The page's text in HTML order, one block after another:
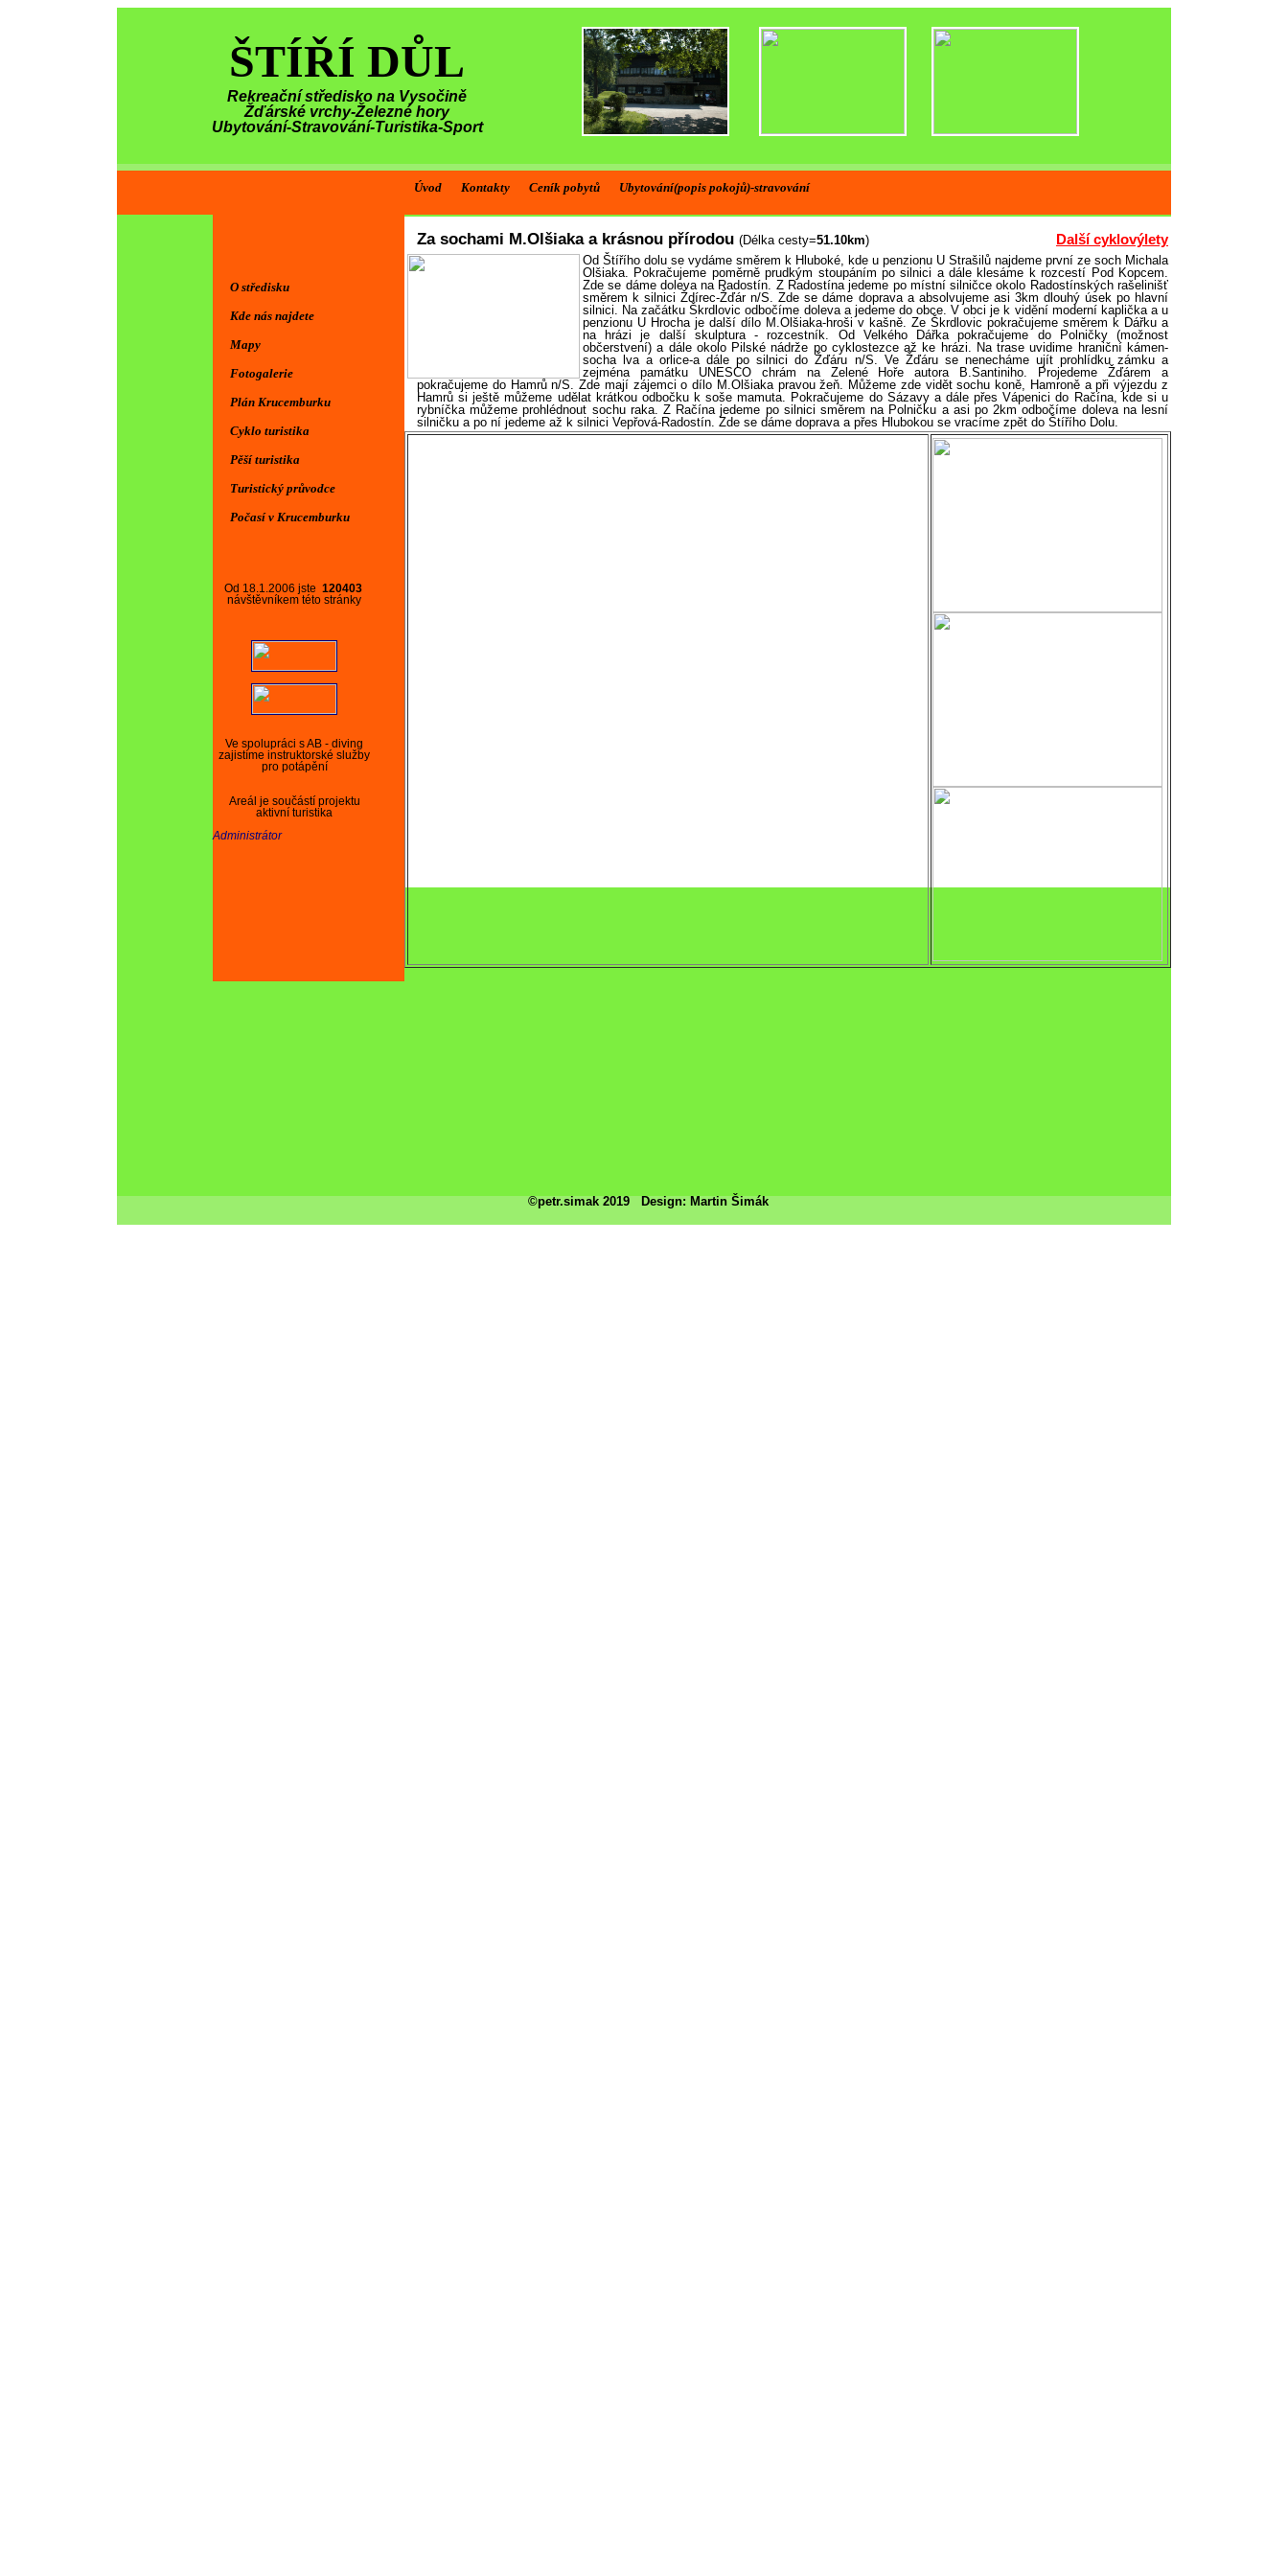
ŠTÍŘÍ DŮL
Rekreační středisko na Vysočině
Žďárské vrchy-Železné hory
Ubytování-Stravování-Turistika-Sport
Úvod Kontakty Ceník pobytů Ubytování(popis pokojů)-stravování
Od 18.1.2006 jste 120403
návštěvníkem této stránky
Ve spolupráci s AB - diving
zajistíme instruktorské služby
pro potápění
Areál je součástí projektu
aktivní turistika
Administrátor
O středisku
Kde nás najdete
Mapy
Fotogalerie
Plán Krucemburku
Cyklo turistika
Pěší turistika
Turistický průvodce
Počasí v Krucemburku
Za sochami M.Olšiaka a krásnou přírodou (Délka cesty=51.10km) Další cyklovýlety
Od Štířího dolu se vydáme směrem k Hluboké, kde u penzionu U Strašilů najdeme první ze soch Michala
Olšiaka. Pokračujeme poměrně prudkým stoupáním po silnici a dále klesáme k rozcestí Pod Kopcem.
Zde se dáme doleva na Radostín. Z Radostína jedeme po místní silničce okolo Radostínských rašelinišť
směrem k silnici Ždírec-Žďár n/S. Zde se dáme doprava a absolvujeme asi 3km dlouhý úsek po hlavní
silnici. Na začátku Škrdlovic odbočíme doleva a jedeme do obce. V obci je k vidění moderní kaplička a u
penzionu U Hrocha je další dílo M.Olšiaka-hroši v kašně. Ze Škrdlovic pokračujeme směrem k Dářku a
na hrázi je další skulptura - rozcestník. Od Velkého Dářka pokračujeme do Polničky (možnost
občerstvení) a dále okolo Pilské nádrže po cyklostezce až ke hrázi. Na trase uvidime hraniční kámen-
socha lva a orlice-a dále po silnici do Žďáru n/S. Ve Žďáru se nenecháme ujít prohlídku zámku a
zejména památku UNESCO chrám na Zelené Hoře autora B.Santiniho. Projedeme Žďárem a
pokračujeme do Hamrů n/S. Zde mají zájemci o dílo M.Olšiaka pravou žeň. Můžeme zde vidět sochu koně, Hamroně a při výjezdu z
Hamrů si ještě můžeme udělat krátkou odbočku k soše mamuta. Pokračujeme do Sázavy a dále přes Vápenici do Račína, kde si u
rybníčka můžeme prohlédnout sochu raka. Z Račína jedeme po silnici směrem na Polničku a asi po 2km odbočíme doleva na lesní
silničku a po ní jedeme až k silnici Vepřová-Radostín. Zde se dáme doprava a přes Hlubokou se vracíme zpět do Štířího Dolu.
©petr.simak 2019Design: Martin Šimák